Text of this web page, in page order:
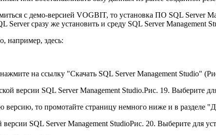
с демо-версией VOGBIT, то установка ПО SQL Server
Server сразу же установить и среду SQL Server Management
например, здесь:
на ссылку "Скачать SQL Server Management Studio"
Рис. 19. Выберите
версию, то промотайте страницу немного ниже и в
Рис. 20. Выберите для